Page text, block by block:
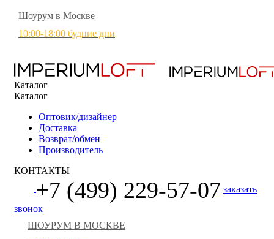
Шоурум в Москве
10:00-18:00 будние дни
Каталог
Каталог
Оптовик/дизайнер
Доставка
Возврат/обмен
Производитель
КОНТАКТЫ
+7 (499) 229-57-07 заказать
звонок
ШОУРУМ В МОСКВЕ